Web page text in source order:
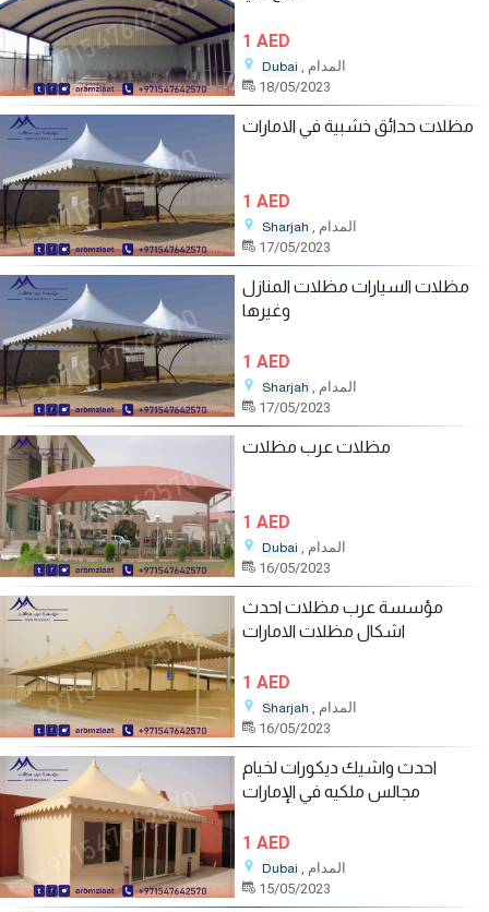
1 AED
Dubai
, المدام
18/05/2023
مظلات حدائق خشبية في الامارات
1 AED
Sharjah
, المدام
17/05/2023
مظلات السيارات مظلات المنازل
وغيرها
1 AED
Sharjah
, المدام
17/05/2023
مظلات عرب مظلات
1 AED
Dubai
, المدام
16/05/2023
مؤسسة عرب مظلات احدث
اشكال مظلات الامارات
1 AED
Sharjah
, المدام
16/05/2023
احدث واشيك ديكورات لخيام
مجالس ملكيه في الإمارات
1 AED
Dubai
, المدام
15/05/2023